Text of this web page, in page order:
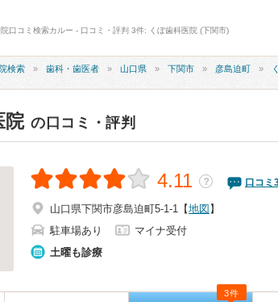
口コミ検索カルー - 口コミ・評判 3件: くぼ歯科医院 (下関市)
検索 歯科・歯医者 山口県 下関市 彦島迫町
院 の口コミ・評判
4.11 ？ 口コミ
山口県下関市彦島迫町5-1-1 【地図 】
駐車場あり
マイナ受付
土曜も診療
3件